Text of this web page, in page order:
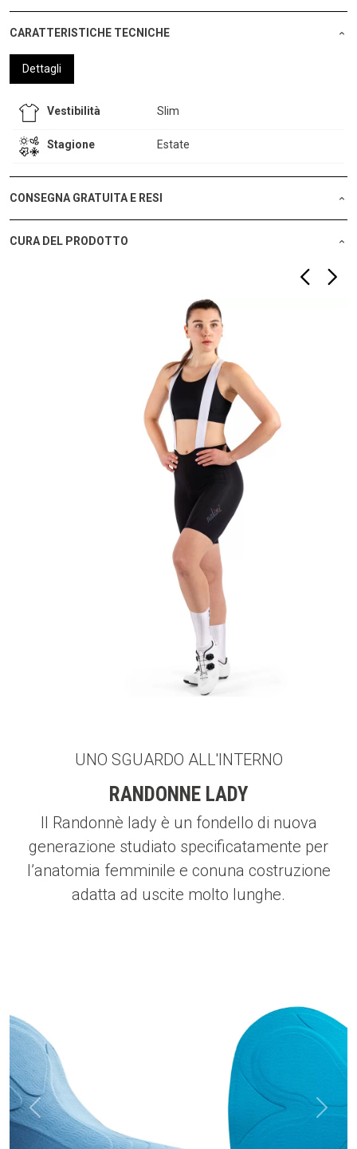
CARATTERISTICHE TECNICHE
Dettagli
Vestibilità Slim
Stagione Estate
CONSEGNA GRATUITA E RESI
CURA DEL PRODOTTO
UNO SGUARDO ALL'INTERNO
RANDONNE LADY
Il Randonnè lady è un fondello di nuova
generazione studiato specificatamente per
l’anatomia femminile e conuna costruzione
adatta ad uscite molto lunghe.
Indietro Avanti